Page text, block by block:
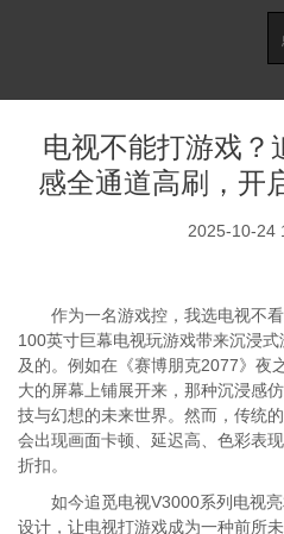
电视不能打游戏？
感全通道高刷，开
2025-10-24
作为一名游戏控，我选电视不
100英寸巨幕电视玩游戏带来沉浸
及的。例如在《赛博朋克2077》夜
大的屏幕上铺展开来，那种沉浸感
技与幻想的未来世界。然而，传统
会出现画面卡顿、延迟高、色彩表
折扣。
如今追觅电视V3000系列电视
设计，让电视打游戏成为一种前所